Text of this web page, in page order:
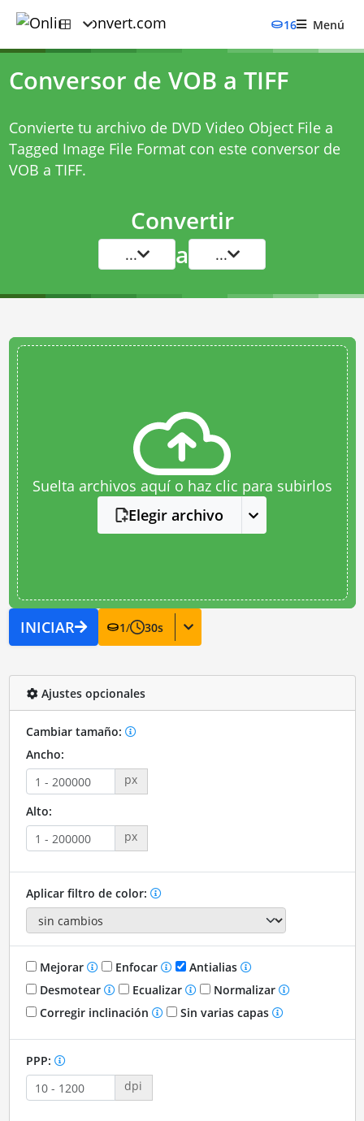
16 Menú
Conversor de VOB a TIFF
Convierte tu archivo de DVD Video Object File a
Tagged Image File Format con este conversor de
VOB a TIFF.
Convertir
... a ...
Suelta archivos aquí o haz clic para subirlos
Elegir archivo
INICIAR 1/ 30s
Ajustes opcionales
Cambiar tamaño:
Ancho:
px
Alto:
px
Aplicar filtro de color:
Mejorar Enfocar
Antialias
Desmotear
Ecualizar
Normalizar
Corregir inclinación
Sin varias capas
PPP:
dpi